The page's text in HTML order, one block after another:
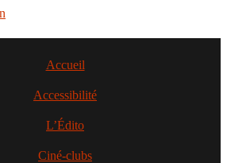
Accueil
Accessibilité
L’Édito
Ciné-clubs